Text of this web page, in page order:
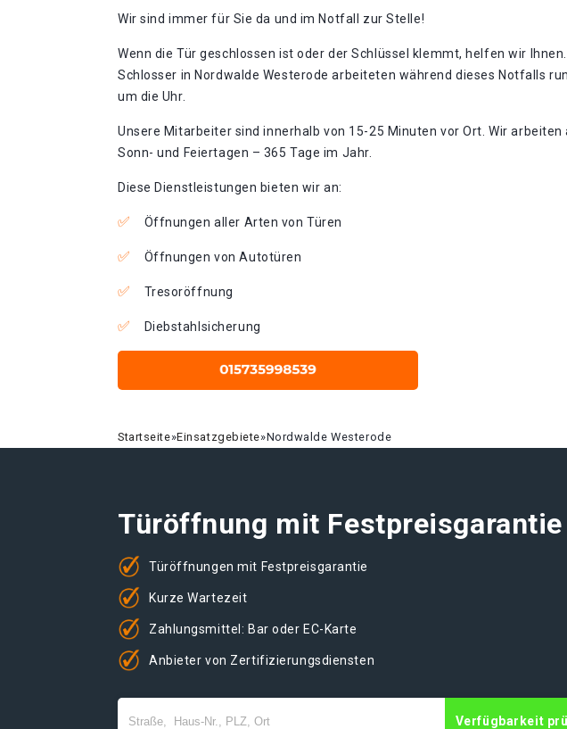
Wir sind immer für Sie da und im Notfall zur Stelle!
Wenn die Tür geschlossen ist oder der Schlüssel klemmt, helfen wir Ihnen.
Schlosser in Nordwalde Westerode arbeiteten während dieses Notfalls
um die Uhr.
Unsere Mitarbeiter sind innerhalb von 15-25 Minuten vor Ort. Wir arbeiten
Sonn- und Feiertagen – 365 Tage im Jahr.
Diese Dienstleistungen bieten wir an:
Öffnungen aller Arten von Türen
Öffnungen von Autotüren
Tresoröffnung
Diebstahlsicherung
Startseite»Einsatzgebiete»Nordwalde Westerode
Türöffnung mit Festpreisgarantie
Türöffnungen mit Festpreisgarantie
Kurze Wartezeit
Zahlungsmittel: Bar oder EC-Karte
Anbieter von Zertifizierungsdiensten
Verfügbarkeit